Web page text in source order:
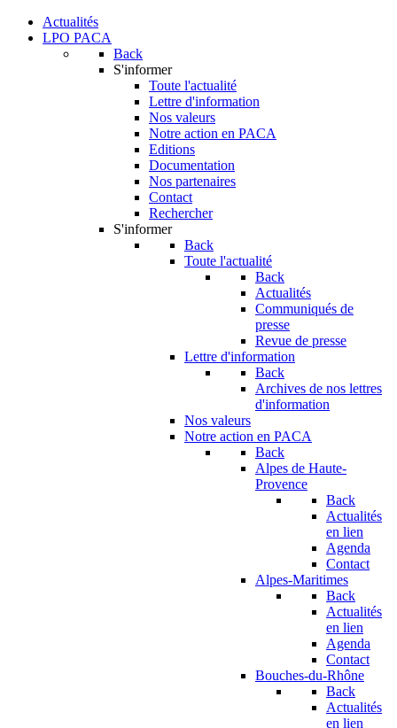
Actualités
LPO PACA
Back
S'informer
Toute l'actualité
Lettre d'information
Nos valeurs
Notre action en PACA
Editions
Documentation
Nos partenaires
Contact
Rechercher
S'informer
Back
Toute l'actualité
Back
Actualités
Communiqués de
presse
Revue de presse
Lettre d'information
Back
Archives de nos lettres
d'information
Nos valeurs
Notre action en PACA
Back
Alpes de Haute-
Provence
Back
Actualités
en lien
Agenda
Contact
Alpes-Maritimes
Back
Actualités
en lien
Agenda
Contact
Bouches-du-Rhône
Back
Actualités
en lien